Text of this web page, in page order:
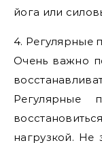
йога или
4. Регулярные
Очень важно
Регулярные
нагрузкой. Не